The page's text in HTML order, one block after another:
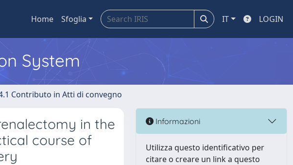
Home Sfoglia IT LOGIN
System
Contributo in Atti di convegno
in the
course of
Informazioni
Utilizza questo identificativo per
citare o creare un link a questo